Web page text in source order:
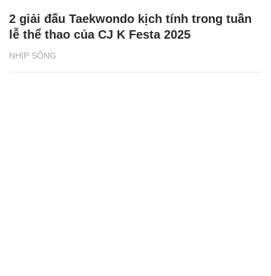
NHỊP SỐNG
2 giải đấu Taekwondo kịch tính trong tuần
lễ thể thao của CJ K Festa 2025